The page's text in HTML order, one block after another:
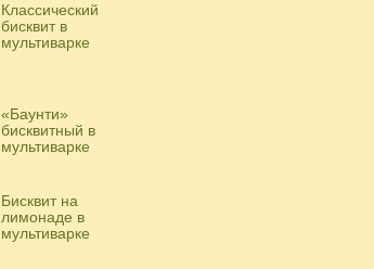
Классический
бисквит в
мультиварке
«Баунти»
бисквитный в
мультиварке
Бисквит на
лимонаде в
мультиварке